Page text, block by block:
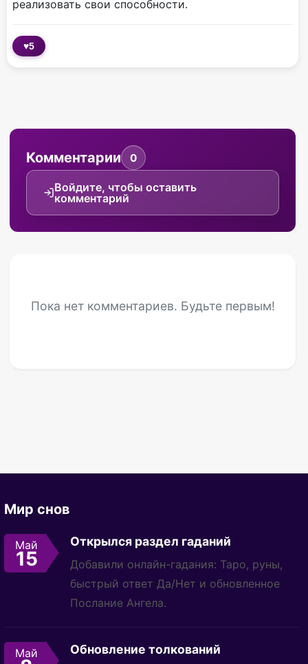
реализовать свои способности.
♥5
Комментарии 0
Войдите, чтобы оставить
комментарий
Пока нет комментариев. Будьте первым!
Мир снов
Май
15
Открылся раздел гаданий
Добавили онлайн-гадания: Таро, руны,
быстрый ответ Да/Нет и обновленное
Послание Ангела.
Май Обновление толкований